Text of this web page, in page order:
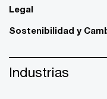
Legal
Sostenibilidad y
Industrias